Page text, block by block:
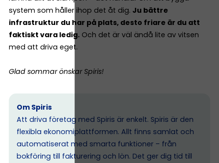
system som håller ihop det åt dig. Ju bättre
infrastruktur du har på plats, desto friare är du att
faktiskt vara ledig. Och det är väl ändå lite av vitsen
med att driva eget.
Glad sommar önskar Spiris!
Om Spiris
Att driva företag med Spiris är enkelt. Spiris är den
flexibla ekonomiplattformen. Allt finns samlat och
automatiserat med smarta funktioner – från
bokföring till fakturering och lön. Det ger dig tid till